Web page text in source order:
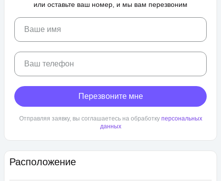
ЖК «Любимово» находится в районе «Губернский». Внешняя
инфраструктура развита, в пешей доступности: школа,
детский сад, магазины, поликлиника, салоны красоты. До
центра Краснодара — 25 минут транспортом.
Расположение
или оставьте ваш номер, и мы вам перезвоним
Ваше имя
Ваш телефон
Перезвоните мне
Отправляя заявку, вы соглашаетесь на обработку персональных
данных